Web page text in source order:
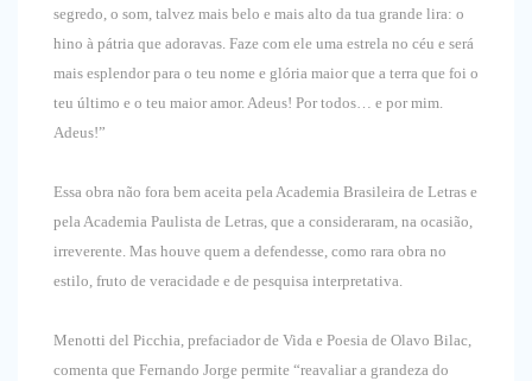
segredo, o som, talvez mais belo e mais alto da tua grande lira: o
hino à pátria que adoravas. Faze com ele uma estrela no céu e será
mais esplendor para o teu nome e glória maior que a terra que foi o
teu último e o teu maior amor. Adeus! Por todos… e por mim.
Adeus!”
Essa obra não fora bem aceita pela Academia Brasileira de Letras e
pela Academia Paulista de Letras, que a consideraram, na ocasião,
irreverente. Mas houve quem a defendesse, como rara obra no
estilo, fruto de veracidade e de pesquisa interpretativa.
Menotti del Picchia, prefaciador de Vida e Poesia de Olavo Bilac,
comenta que Fernando Jorge permite “reavaliar a grandeza do